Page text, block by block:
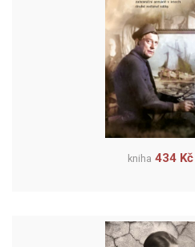
kniha 434 Kč